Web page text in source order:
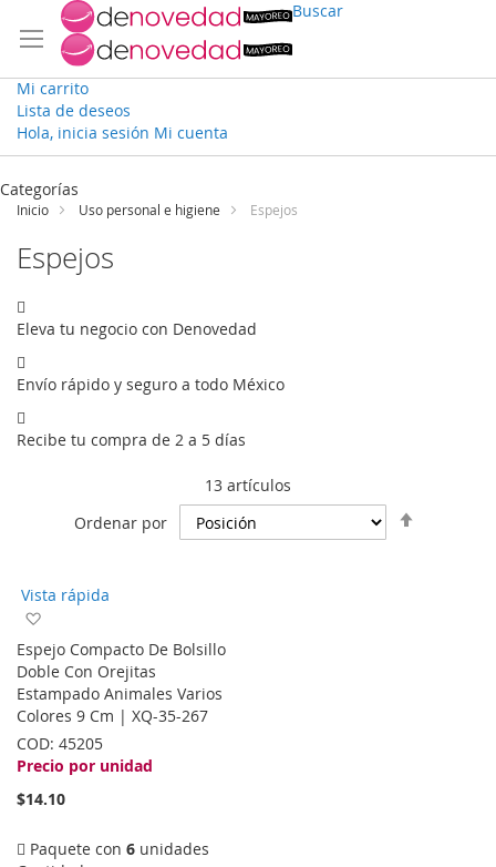
Buscar
Mi carrito
Lista de deseos
Hola, inicia sesión Mi cuenta
Ir
contenido
Categorías
Inicio Uso personal e higiene Espejos
Espejos
Eleva tu negocio con Denovedad
Envío rápido y seguro a todo México
Recibe tu compra de 2 a 5 días
13 artículos
Ordenar por
Vista rápida
la
lista
de
deseos
Espejo Compacto De Bolsillo
Doble Con Orejitas
Estampado Animales Varios
Colores 9 Cm | XQ-35-267
COD: 45205
Precio por unidad
$14.10
Paquete con 6 unidades